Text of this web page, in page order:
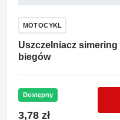
MOTOCYKL
Uszczelniacz simering
biegów
Dostępny
3,78 zł